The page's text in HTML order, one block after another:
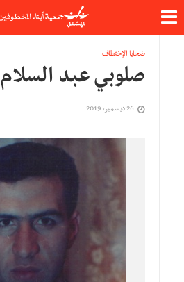
ضحايا الإختطاف
صلوبي عبد السلام
26 ديسمبر، 2019